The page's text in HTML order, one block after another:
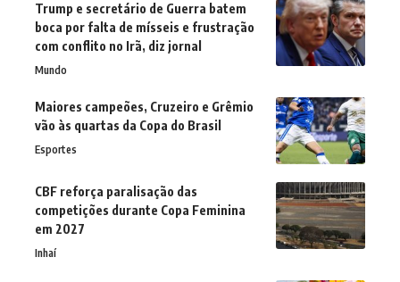
Trump e secretário de Guerra batem
boca por falta de mísseis e frustração
com conflito no Irã, diz jornal
Mundo
Maiores campeões, Cruzeiro e Grêmio
vão às quartas da Copa do Brasil
Esportes
CBF reforça paralisação das
competições durante Copa Feminina
em 2027
Inhaí